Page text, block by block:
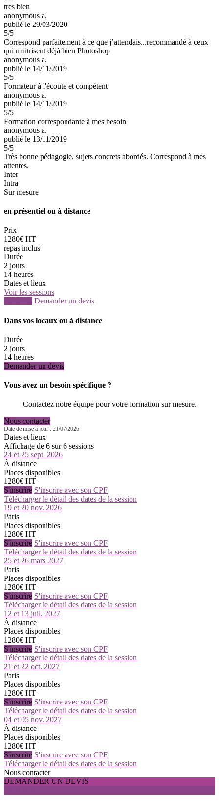
tres bien
anonymous a.
publié le 29/03/2020
5/5
Correspond parfaitement à ce que j’attendais...recommandé à ceux
qui maitrisent déjà bien Photoshop
anonymous a.
publié le 14/11/2019
5/5
Formateur à l'écoute et compétent
anonymous a.
publié le 14/11/2019
5/5
Formation correspondante à mes besoin
anonymous a.
publié le 13/11/2019
5/5
Très bonne pédagogie, sujets concrets abordés. Correspond à mes
attentes.
Inter
Intra
Sur mesure
en présentiel ou à distance
Prix
1280€ HT
repas inclus
Durée
2 jours
14 heures
Dates et lieux
Voir les sessions
Demander un devis
Dans vos locaux ou à distance
Durée
2 jours
14 heures
Demander un devis
Vous avez un besoin spécifique ?
Contactez notre équipe pour votre formation sur mesure.
Nous contacter
Date de mise à jour : 21/07/2026
Dates et lieux
Affichage de 6 sur 6 sessions
24 et 25 sept. 2026
À distance
Places disponibles
1280€ HT
S'inscrire S'inscrire avec son CPF
Télécharger le détail des dates de la session
19 et 20 nov. 2026
Paris
Places disponibles
1280€ HT
S'inscrire S'inscrire avec son CPF
Télécharger le détail des dates de la session
25 et 26 mars 2027
Paris
Places disponibles
1280€ HT
S'inscrire S'inscrire avec son CPF
Télécharger le détail des dates de la session
12 et 13 juil. 2027
À distance
Places disponibles
1280€ HT
S'inscrire S'inscrire avec son CPF
Télécharger le détail des dates de la session
21 et 22 oct. 2027
Paris
Places disponibles
1280€ HT
S'inscrire S'inscrire avec son CPF
Télécharger le détail des dates de la session
04 et 05 nov. 2027
À distance
Places disponibles
1280€ HT
S'inscrire S'inscrire avec son CPF
Télécharger le détail des dates de la session
Nous contacter
DEMANDER UN DEVIS